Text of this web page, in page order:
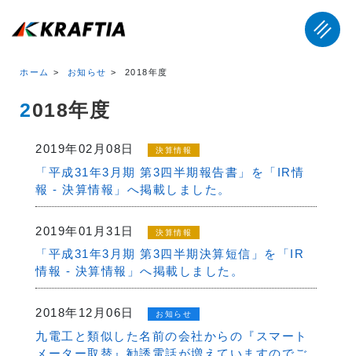
ホーム お知らせ 2018年度
2018年度
2019年02月08日 決算情報
「平成31年3月期 第3四半期報告書」を「IR情
報 - 決算情報」へ掲載しました。
2019年01月31日 決算情報
「平成31年3月期 第3四半期決算短信」を「IR
情報 - 決算情報」へ掲載しました。
2018年12月06日 お知らせ
九電工と類似した名前の会社からの『スマート
メーター取替』勧誘電話が増えていますのでご